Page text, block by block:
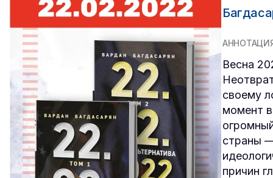
Весна
своему
момент
страны
причин